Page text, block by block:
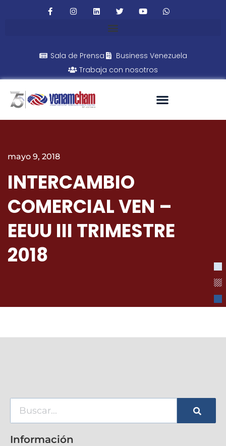
Sala de Prensa
Business Venezuela
Trabaja con nosotros
mayo 9, 2018
INTERCAMBIO
COMERCIAL VEN –
EEUU III TRIMESTRE
2018
Información